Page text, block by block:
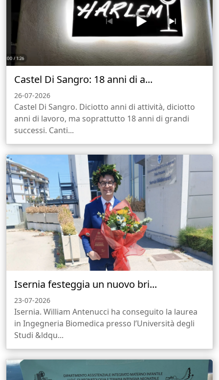
Castel Di Sangro: 18 anni di a...
26-07-2026
Castel Di Sangro. Diciotto anni di attività, diciotto
anni di lavoro, ma soprattutto 18 anni di grandi
successi. Canti...
Isernia festeggia un nuovo bri...
23-07-2026
Isernia. William Antenucci ha conseguito la laurea
in Ingegneria Biomedica presso l’Università degli
Studi &ldqu...